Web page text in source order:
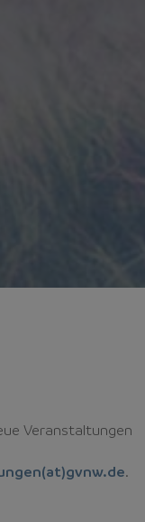
Veranstaltungen
.